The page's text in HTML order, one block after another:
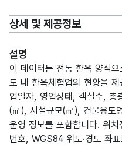
상세 및 제공정보
설명
이 데이터는 전통 한옥 양식
도 내 한옥체험업의 현황을
업일자, 영업상태, 객실수, 총
(㎡), 시설규모(㎡), 건물용도
운영 정보를 포함합니다. 위
번호, WGS84 위도·경도 좌